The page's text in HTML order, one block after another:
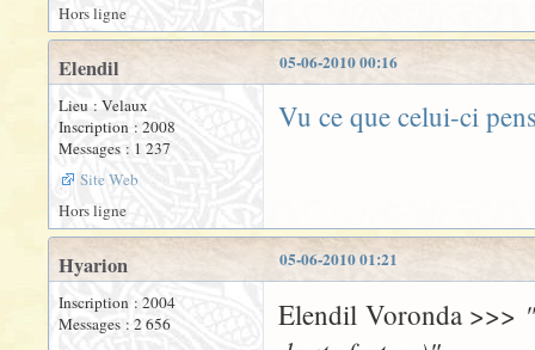
Hors ligne
05-06-2010 00:16
Elendil
Lieu : Velaux
Inscription : 2008
Messages : 1 237
Site Web
Vu ce que celui-ci
Hors ligne
05-06-2010 01:21
Hyarion
Inscription : 2004
Messages : 2 656
Elendil Voronda >>> "